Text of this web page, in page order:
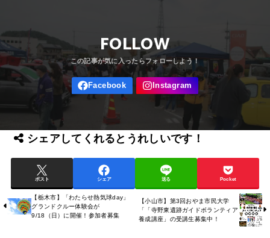
FOLLOW
シェアしてくれるとうれしいです！
ポスト シェア 送る Pocket
【栃木市】「わたらせ熱気球day」
グランドクルー体験会が
9/18（日）に開催！参加者募集
【小山市】第3回おやま市民大学
「「寺野東遺跡ガイドボランティア
養成講座」の受講生募集中！